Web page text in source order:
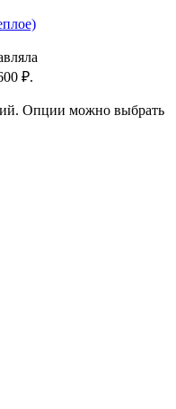
₽.
Опции можно выбрать